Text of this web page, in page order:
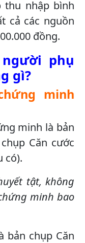
thu nhập bình
cả các nguồn
đồng.
phụ
gì?
minh
minh là bản
Căn cước
có).
tật, không
minh bao
bản chụp Căn